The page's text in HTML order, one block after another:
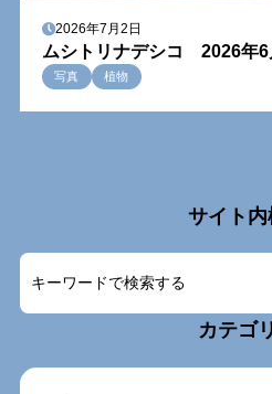
2026年7月2日
ムシトリナデシコ 2026年6
写真 植物
サイト内
カテゴ